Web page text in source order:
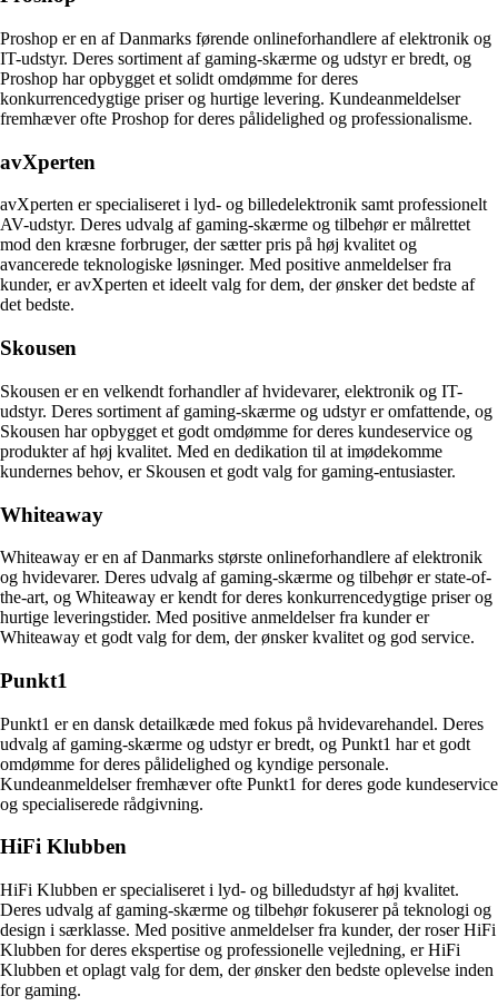
Proshop er en af Danmarks førende onlineforhandlere af elektronik og
IT-udstyr. Deres sortiment af gaming-skærme og udstyr er bredt, og
Proshop har opbygget et solidt omdømme for deres
konkurrencedygtige priser og hurtige levering. Kundeanmeldelser
fremhæver ofte Proshop for deres pålidelighed og professionalisme.
avXperten
avXperten er specialiseret i lyd- og billedelektronik samt professionelt
AV-udstyr. Deres udvalg af gaming-skærme og tilbehør er målrettet
mod den kræsne forbruger, der sætter pris på høj kvalitet og
avancerede teknologiske løsninger. Med positive anmeldelser fra
kunder, er avXperten et ideelt valg for dem, der ønsker det bedste af
det bedste.
Skousen
Skousen er en velkendt forhandler af hvidevarer, elektronik og IT-
udstyr. Deres sortiment af gaming-skærme og udstyr er omfattende, og
Skousen har opbygget et godt omdømme for deres kundeservice og
produkter af høj kvalitet. Med en dedikation til at imødekomme
kundernes behov, er Skousen et godt valg for gaming-entusiaster.
Whiteaway
Whiteaway er en af Danmarks største onlineforhandlere af elektronik
og hvidevarer. Deres udvalg af gaming-skærme og tilbehør er state-of-
the-art, og Whiteaway er kendt for deres konkurrencedygtige priser og
hurtige leveringstider. Med positive anmeldelser fra kunder er
Whiteaway et godt valg for dem, der ønsker kvalitet og god service.
Punkt1
Punkt1 er en dansk detailkæde med fokus på hvidevarehandel. Deres
udvalg af gaming-skærme og udstyr er bredt, og Punkt1 har et godt
omdømme for deres pålidelighed og kyndige personale.
Kundeanmeldelser fremhæver ofte Punkt1 for deres gode kundeservice
og specialiserede rådgivning.
HiFi Klubben
HiFi Klubben er specialiseret i lyd- og billedudstyr af høj kvalitet.
Deres udvalg af gaming-skærme og tilbehør fokuserer på teknologi og
design i særklasse. Med positive anmeldelser fra kunder, der roser HiFi
Klubben for deres ekspertise og professionelle vejledning, er HiFi
Klubben et oplagt valg for dem, der ønsker den bedste oplevelse inden
for gaming.